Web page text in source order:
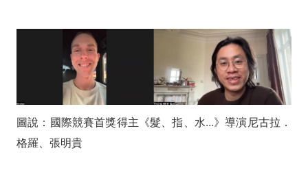
圖說：國際競賽首獎得主《髮、指、水...》導演尼古拉．
格羅、張明貴